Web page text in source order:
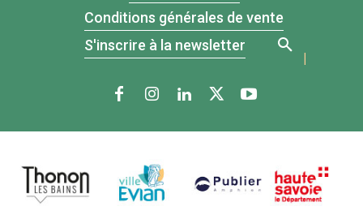
Conditions générales de vente
S'inscrire à la newsletter
|